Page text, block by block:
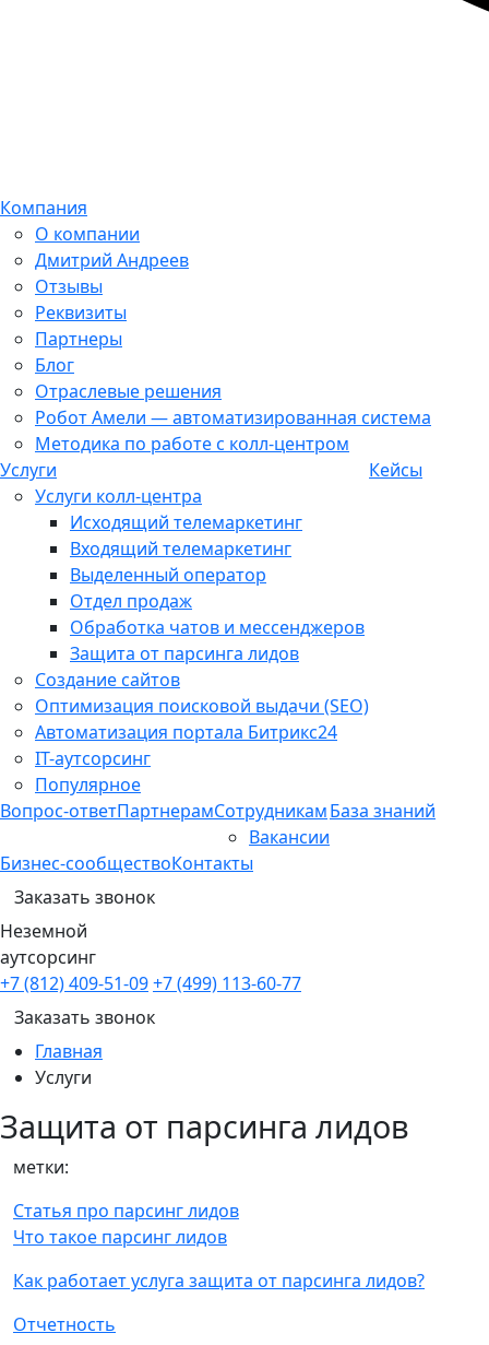
Компания
О компании
Дмитрий Андреев
Отзывы
Реквизиты
Партнеры
Блог
Отраслевые решения
Робот Амели — автоматизированная система
Методика по работе с колл-центром
Услуги
Услуги колл-центра
Исходящий телемаркетинг
Входящий телемаркетинг
Выделенный оператор
Отдел продаж
Обработка чатов и мессенджеров
Защита от парсинга лидов
Создание сайтов
Оптимизация поисковой выдачи (SEO)
Автоматизация портала Битрикс24
IT-аутсорсинг
Популярное
Кейсы
Вопрос-ответПартнерамСотрудникам
Вакансии
База знаний
Бизнес-сообществоКонтакты
Заказать звонок
Неземной
аутсорсинг
+7 (812) 409-51-09+7 (499) 113-60-77
Заказать звонок
Главная
Услуги
Защита от парсинга лидов
метки:
Статья про парсинг лидов
Что такое парсинг лидов
Как работает услуга защита от парсинга лидов?
Отчетность